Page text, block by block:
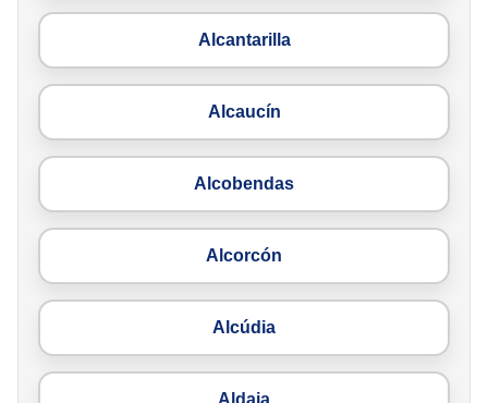
Alcantarilla
Alcaucín
Alcobendas
Alcorcón
Alcúdia
Aldaia